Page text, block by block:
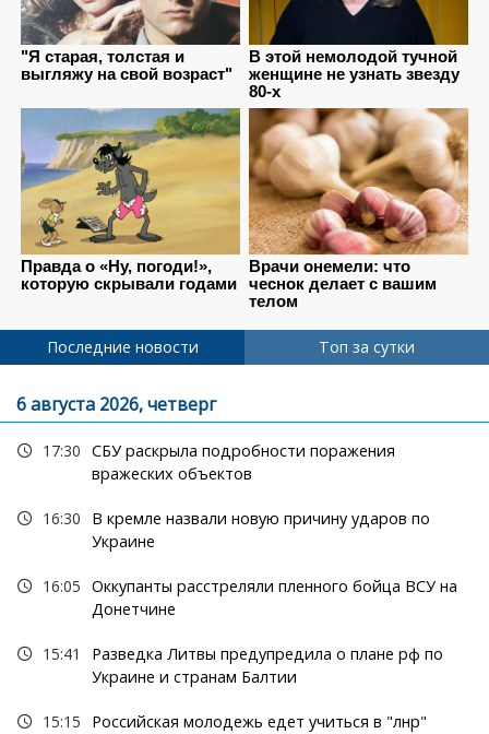
Последние новости Топ за сутки
6 августа 2026, четверг
17:30 СБУ раскрыла подробности поражения
вражеских объектов
16:30
В кремле назвали новую причину ударов по
Украине
16:05 Оккупанты расстреляли пленного бойца ВСУ на
Донетчине
15:41
Разведка Литвы предупредила о плане рф по
Украине и странам Балтии
15:15 Российская молодежь едет учиться в "лнр"